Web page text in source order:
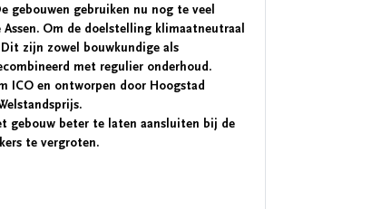
gebouwen gebruiken nu nog te veel
Om de doelstelling klimaatneutraal
zijn zowel bouwkundige als
met regulier onderhoud.
ICO en ontworpen door Hoogstad
gebouw beter te laten aansluiten bij de
te vergroten.